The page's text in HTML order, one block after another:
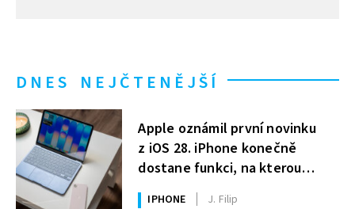
DNES NEJČTENĚJŠÍ
Apple oznámil první novinku
z iOS 28. iPhone konečně
dostane funkci, na kterou
uživatelé Windows čekají roky
IPHONE J. Filip